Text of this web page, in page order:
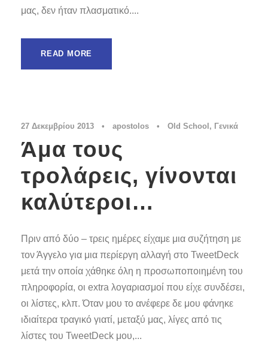
μας, δεν ήταν πλασματικό....
READ MORE
27 Δεκεμβρίου 2013 • apostolos • Old School , Γενικά
Άμα τους
τρολάρεις, γίνονται
καλύτεροι…
Πριν από δύο – τρεις ημέρες είχαμε μια συζήτηση με
τον Άγγελο για μια περίεργη αλλαγή στο TweetDeck
μετά την οποία χάθηκε όλη η προσωποποιημένη του
πληροφορία, οι extra λογαριασμοί που είχε συνδέσει,
οι λίστες, κλπ. Όταν μου το ανέφερε δε μου φάνηκε
ιδιαίτερα τραγικό γιατί, μεταξύ μας, λίγες από τις
λίστες του TweetDeck μου,...